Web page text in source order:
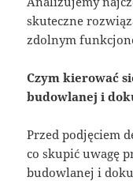
skuteczne
zdolnym
Czym kierować
budowlanej i
Przed podjęciem
co skupić uwagę
budowlanej i